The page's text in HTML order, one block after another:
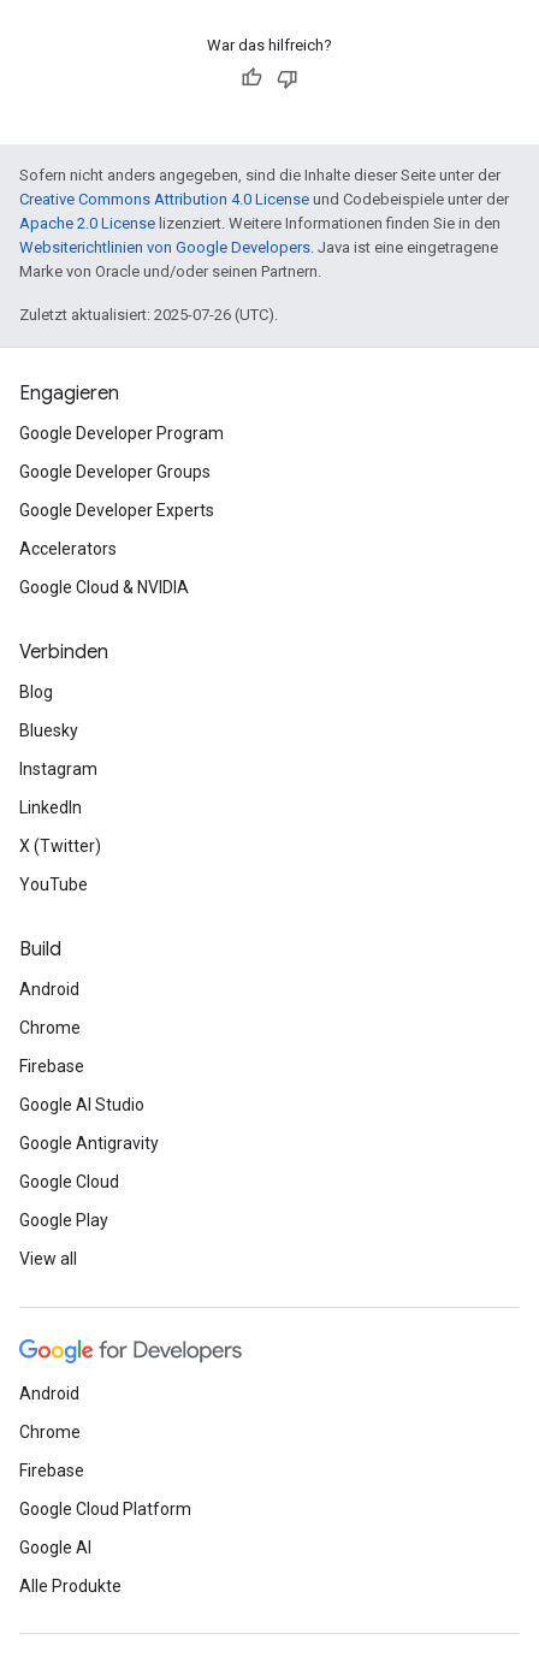
War das hilfreich?
Sofern nicht anders angegeben, sind die Inhalte dieser Seite unter der
Creative Commons Attribution 4.0 License und Codebeispiele unter der
Apache 2.0 License lizenziert. Weitere Informationen finden Sie in den
Websiterichtlinien von Google Developers. Java ist eine eingetragene
Marke von Oracle und/oder seinen Partnern.
Zuletzt aktualisiert: 2025-07-26 (UTC).
Engagieren
Google Developer Program
Google Developer Groups
Google Developer Experts
Accelerators
Google Cloud & NVIDIA
Verbinden
Blog
Bluesky
Instagram
LinkedIn
X (Twitter)
YouTube
Build
Android
Chrome
Firebase
Google AI Studio
Google Antigravity
Google Cloud
Google Play
View all
Android
Chrome
Firebase
Google Cloud Platform
Google AI
Alle Produkte